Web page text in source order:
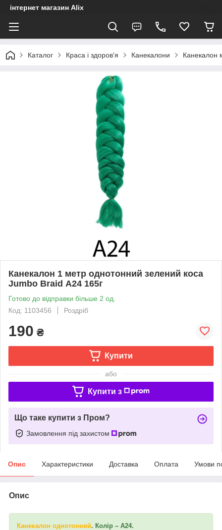
інтернет магазин Alix
Каталог Краса і здоров'я Канекалони Канекалон
Канекалон 1 метр однотонний зелений коса
Jumbo Braid А24 165г
Готово до відправки більше 2 од.
Код: 1103456
Роздріб
190 ₴
Купити
або
Купити з
Що таке купити з Пром?
Замовлення під захистом
Опис Характеристики Доставка Оплата Умови
Опис
Канекалон однотонний. Колір – А24.